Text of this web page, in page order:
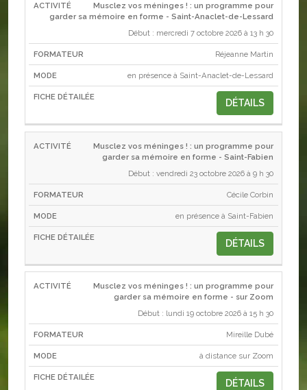
Musclez vos méninges ! : un programme pour
garder sa mémoire en forme - Saint-Anaclet-de-Lessard
Début : mercredi 7 octobre 2026 à 13 h 30
Réjeanne Martin
en présence à Saint-Anaclet-de-Lessard
DÉTAILS
Musclez vos méninges ! : un programme pour
garder sa mémoire en forme - Saint-Fabien
Début : vendredi 23 octobre 2026 à 9 h 30
Cécile Corbin
en présence à Saint-Fabien
DÉTAILS
Musclez vos méninges ! : un programme pour
garder sa mémoire en forme - sur Zoom
Début : lundi 19 octobre 2026 à 15 h 30
Mireille Dubé
à distance sur Zoom
DÉTAILS